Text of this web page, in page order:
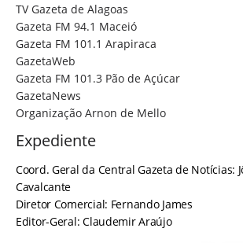
TV Gazeta de Alagoas
Gazeta FM 94.1 Maceió
Gazeta FM 101.1 Arapiraca
GazetaWeb
Gazeta FM 101.3 Pão de Açúcar
GazetaNews
Organização Arnon de Mello
Expediente
Coord. Geral da Central Gazeta de Notícias:
Cavalcante
Diretor Comercial: Fernando James
Editor-Geral: Claudemir Araújo